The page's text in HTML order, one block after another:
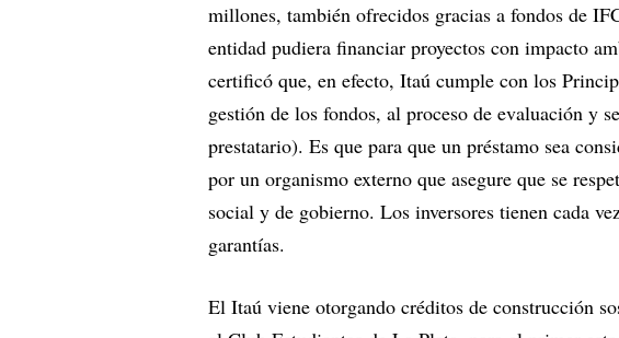
millones, también ofrecidos gracias a fondos de
entidad pudiera financiar proyectos con impacto
certificó que, en efecto, Itaú cumple con los
gestión de los fondos, al proceso de evaluación y
prestatario). Es que para que un préstamo sea
por un organismo externo que asegure que se
social y de gobierno. Los inversores tienen cada
garantías.
El Itaú viene otorgando créditos de construcción